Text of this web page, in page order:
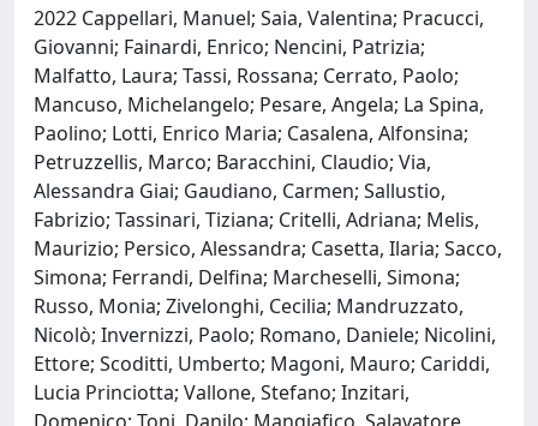
2022 Cappellari, Manuel; Saia, Valentina; Pracucci,
Giovanni; Fainardi, Enrico; Nencini, Patrizia;
Malfatto, Laura; Tassi, Rossana; Cerrato, Paolo;
Mancuso, Michelangelo; Pesare, Angela; La Spina,
Paolino; Lotti, Enrico Maria; Casalena, Alfonsina;
Petruzzellis, Marco; Baracchini, Claudio; Via,
Alessandra Giai; Gaudiano, Carmen; Sallustio,
Fabrizio; Tassinari, Tiziana; Critelli, Adriana; Melis,
Maurizio; Persico, Alessandra; Casetta, Ilaria; Sacco,
Simona; Ferrandi, Delfina; Marcheselli, Simona;
Russo, Monia; Zivelonghi, Cecilia; Mandruzzato,
Nicolò; Invernizzi, Paolo; Romano, Daniele; Nicolini,
Ettore; Scoditti, Umberto; Magoni, Mauro; Cariddi,
Lucia Princiotta; Vallone, Stefano; Inzitari,